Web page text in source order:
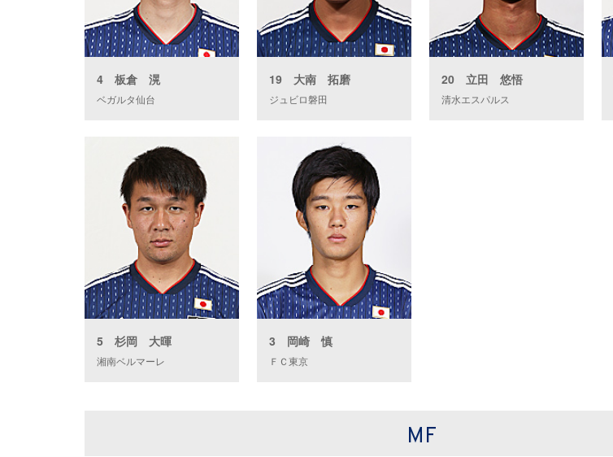
4 板倉 滉
ベガルタ仙台
19 大南 拓磨
ジュビロ磐田
20 立田 悠悟
清水エスパルス
5 杉岡 大暉
湘南ベルマーレ
3 岡崎 慎
ＦＣ東京
MF